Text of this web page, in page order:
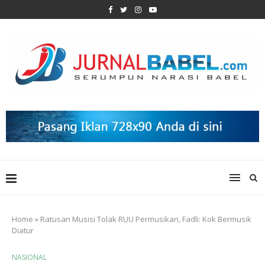
Home » Ratusan Musisi Tolak RUU Permusikan, Fadli: Kok Bermusik
Diatur
NASIONAL